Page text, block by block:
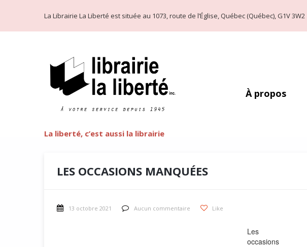
La Librairie La Liberté est située au 1073, route de l’Église, Québec (Québec), G1V 3W2
La liberté, c’est aussi la librairie
À propos
LES OCCASIONS MANQUÉES
13 octobre 2021 Aucun commentaire Like
Les
occasions